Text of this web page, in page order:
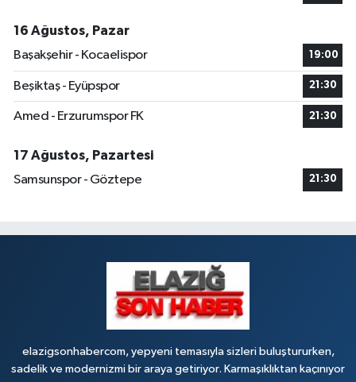
16 Ağustos, Pazar
Başakşehir - Kocaelispor
19:00
Beşiktaş - Eyüpspor 21:30
Amed - Erzurumspor FK 21:30
17 Ağustos, Pazartesi
Samsunspor - Göztepe
21:30
elazigsonhabercom, yepyeni temasıyla sizleri buluştururken,
sadelik ve modernizmi bir araya getiriyor. Karmaşıklıktan kaçınıyor